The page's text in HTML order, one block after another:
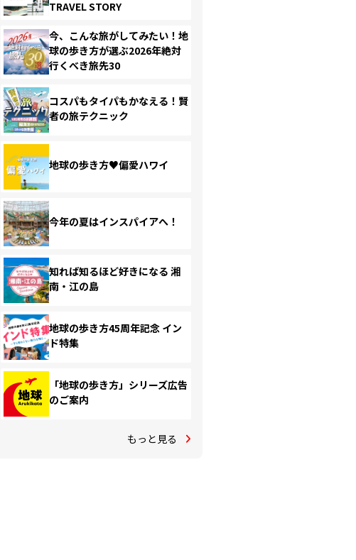
TRAVEL STORY
今、こんな旅がしてみたい！地
球の歩き方が選ぶ2026年絶対
行くべき旅先30
コスパもタイパもかなえる！賢
者の旅テクニック
地球の歩き方♥偏愛ハワイ
今年の夏はインスパイアへ！
知れば知るほど好きになる 湘
南・江の島
地球の歩き方45周年記念 イン
ド特集
「地球の歩き方」シリーズ広告
のご案内
もっと見る